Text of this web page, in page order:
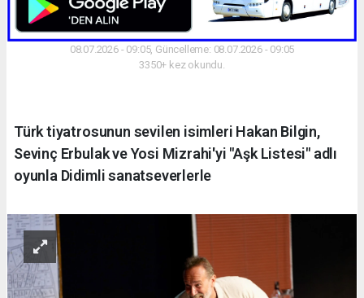
08.07.2026 - 09:05, Güncelleme: 08.07.2026 - 09:05
3350+ kez okundu.
Türk tiyatrosunun sevilen isimleri Hakan Bilgin,
Sevinç Erbulak ve Yosi Mizrahi'yi "Aşk Listesi" adlı
oyunla Didimli sanatseverlerle